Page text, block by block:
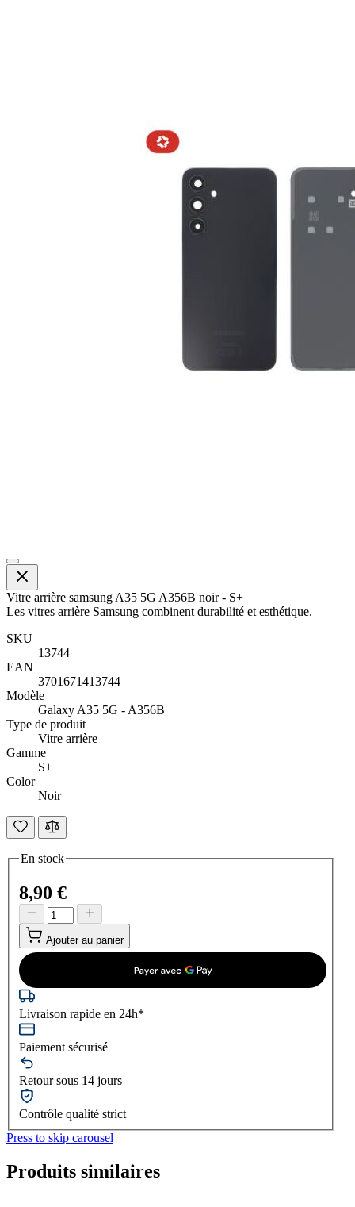
Vitre arrière samsung A35 5G A356B noir - S+
Les vitres arrière Samsung combinent durabilité et esthétique.
SKU
13744
EAN
3701671413744
Modèle
Galaxy A35 5G - A356B
Type de produit
Vitre arrière
Gamme
S+
Color
Noir
En stock
8,90 €
Ajouter au panier
Livraison rapide en 24h*
Paiement sécurisé
Retour sous 14 jours
Contrôle qualité strict
Press to skip carousel
Produits similaires